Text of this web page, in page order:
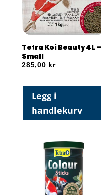
Tetra Koi Beauty 4L –
Small
285,00 kr
Legg i
handlekurv